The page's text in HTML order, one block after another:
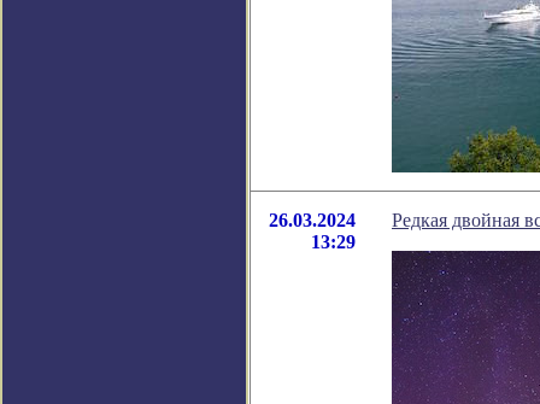
26.03.2024
13:29
Редкая двойная